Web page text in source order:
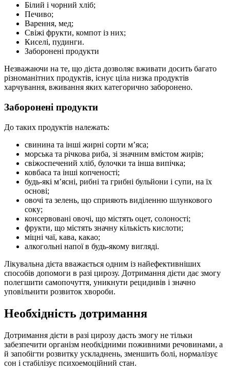
Білий і чорний хліб;
Печиво;
Варення, мед;
Свіжі фрукти, компот із них;
Киселі, пудинги.
Заборонені продукти
Незважаючи на те, що дієта дозволяє вживати досить багато
різноманітних продуктів, існує ціла низка продуктів
харчування, вживання яких категорично заборонено.
Заборонені продукти
До таких продуктів належать:
свинина та інші жирні сорти м’яса;
морська та річкова риба, зі значним вмістом жирів;
свіжоспечений хліб, булочки та інша випічка;
ковбаса та інші копченості;
будь-які м’ясні, рибні та грибні бульйони і супи, на їх
основі;
овочі та зелень, що сприяють виділенню шлункового
соку;
консервовані овочі, що містять оцет, солоності;
фрукти, що містять значну кількість кислоти;
міцні чаї, кава, какао;
алкогольні напої в будь-якому вигляді.
Лікувальна дієта вважається одним із найефективніших
способів допомоги в разі цирозу. Дотримання дієти дає змогу
полегшити самопочуття, уникнути рецидивів і значно
уповільнити розвиток хвороби.
Необхідність дотримання
Дотримання дієти в разі цирозу дасть змогу не тільки
забезпечити організм необхідними поживними речовинами, а
й запобігти розвитку ускладнень, зменшить болі, нормалізує
сон і стабілізує психоемоційний стан.